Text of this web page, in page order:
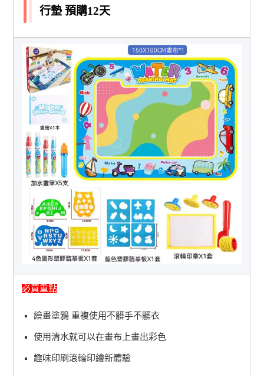
行墊 預購12天
必買重點
繪畫塗鴉 重複使用不髒手不髒衣
使用清水就可以在畫布上畫出彩色
趣味印刷滾輪印繪新體驗